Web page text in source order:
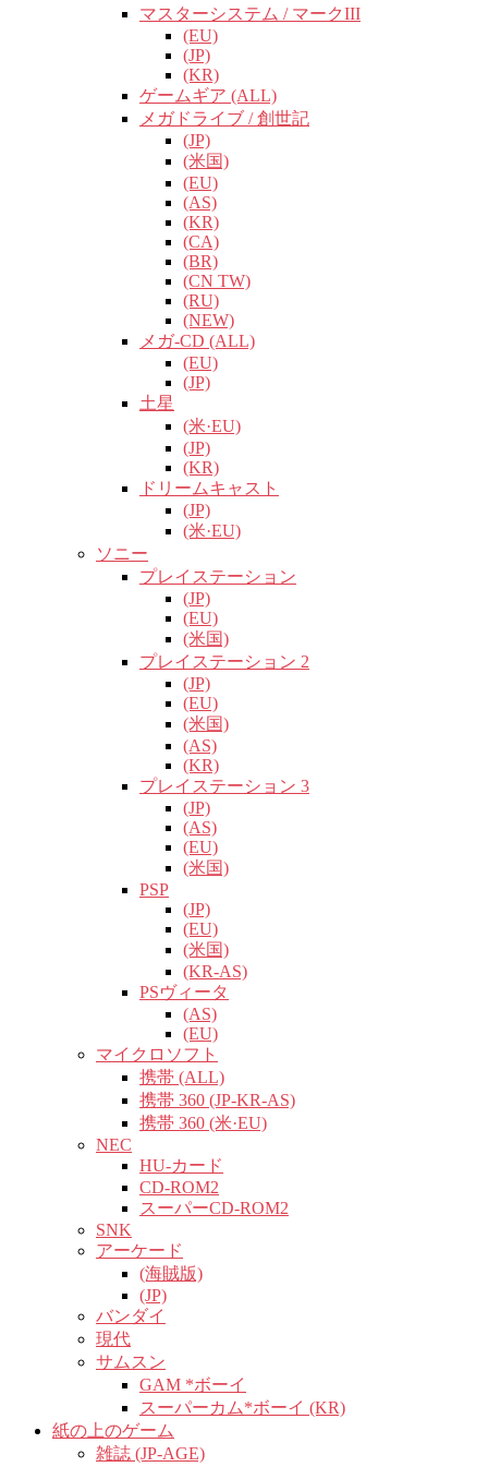
マスターシステム / マークIII
(EU)
(JP)
(KR)
ゲームギア (ALL)
メガドライブ / 創世記
(JP)
(米国)
(EU)
(AS)
(KR)
(CA)
(BR)
(CN TW)
(RU)
(NEW)
メガ-CD (ALL)
(EU)
(JP)
土星
(米·EU)
(JP)
(KR)
ドリームキャスト
(JP)
(米·EU)
ソニー
プレイステーション
(JP)
(EU)
(米国)
プレイステーション 2
(JP)
(EU)
(米国)
(AS)
(KR)
プレイステーション 3
(JP)
(AS)
(EU)
(米国)
PSP
(JP)
(EU)
(米国)
(KR-AS)
PSヴィータ
(AS)
(EU)
マイクロソフト
携帯 (ALL)
携帯 360 (JP-KR-AS)
携帯 360 (米·EU)
NEC
HU-カード
CD-ROM2
スーパーCD-ROM2
SNK
アーケード
(海賊版)
(JP)
バンダイ
現代
サムスン
GAM *ボーイ
スーパーカム*ボーイ (KR)
紙の上のゲーム
雑誌 (JP-AGE)